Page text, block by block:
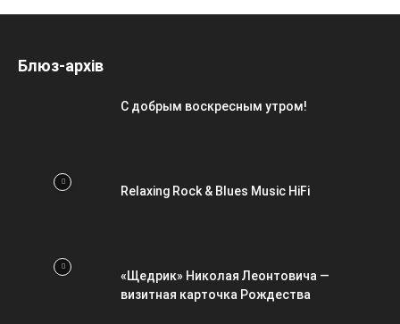
Блюз-архів
С добрым воскресным утром!
Relaxing Rock & Blues Music HiFi
«Щедрик» Николая Леонтовича —
визитная карточка Рождества